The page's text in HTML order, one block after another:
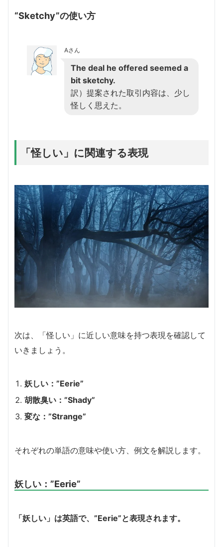
“Sketchy”の使い方
Aさん
The deal he offered seemed a
bit sketchy.
訳）提案された取引内容は、少し
怪しく思えた。
「怪しい」に関連する表現
次は、「怪しい」に近しい意味を持つ表現を確認して
いきましょう。
妖しい：”Eerie”
胡散臭い：”Shady”
変な：”Strange”
それぞれの単語の意味や使い方、例文を解説します。
妖しい：”Eerie”
「妖しい」は英語で、”Eerie”と表現されます。